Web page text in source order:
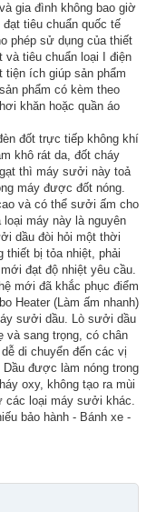
gia đình không bao giờ
tiêu chuẩn quốc tế
phép sử dụng của thiết
và tiêu chuẩn loại I điện
tiện ích giúp sản phẩm
phẩm có kèm theo
khăn hoặc quần áo
đốt trực tiếp không khí
khô rát da, đốt cháy
thì máy sưởi này toả
máy được đốt nóng.
và có thể sưởi ấm cho
máy này là nguyên
dầu đòi hỏi một thời
thiết bị tỏa nhiệt, phải
đạt độ nhiệt yêu cầu.
mới đã khắc phục điểm
Heater (Làm ấm nhanh)
sưởi dầu. Lò sưởi dầu
và sang trọng, có chân
di chuyển đến các vị
được làm nóng trong
oxy, không tạo ra mùi
các loại máy sưởi khác.
bảo hành - Bánh xe -